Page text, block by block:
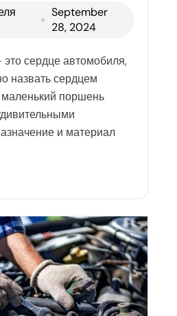
September
28, 2024
это сердце автомобиля,
назвать сердцем
маленький поршень
и материал